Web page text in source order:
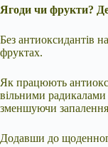
Ягоди чи фрукти?
Без антиоксидантів
фруктах.
Як працюють
вільними радикалами
зменшуючи
Додавши до